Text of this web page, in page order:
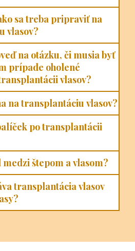
našich
ktorí
transplantáciu
viac ako 60+